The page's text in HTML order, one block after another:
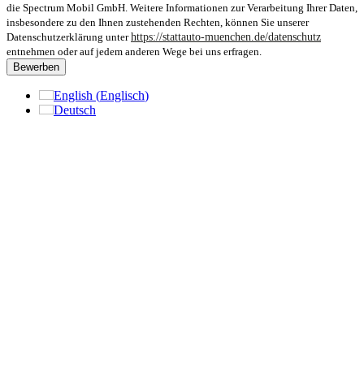
die Spectrum Mobil GmbH. Weitere Informationen zur Verarbeitung Ihrer Daten,
insbesondere zu den Ihnen zustehenden Rechten, können Sie unserer
Datenschutzerklärung unterhttps://stattauto-muenchen.de/datenschutz
entnehmen oder auf jedem anderen Wege bei uns erfragen.
Bewerben
English (Englisch)
Deutsch